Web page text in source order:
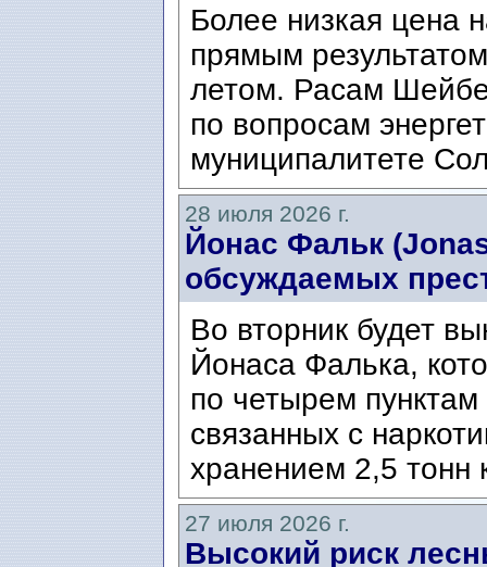
Более низкая цена
прямым
летом. Расам
по вопросам
муниципалитете
28 июля 2026 г.
Йонас Фальк
обсуждаемых
Во вторник будет
Йонаса Фалька,
по четырем
связанных с
хранением 2,5 тонн
27 июля 2026 г.
Высокий риск